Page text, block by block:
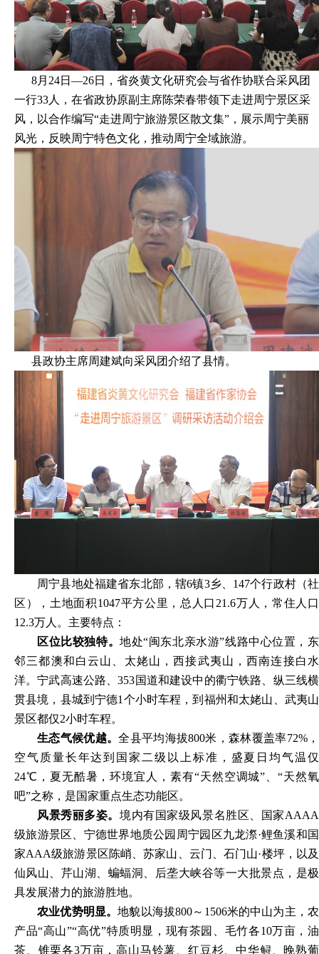
8月24日—26日，省炎黄文化研究会与省作协联合采风团
一行33人，在省政协原副主席陈荣春带领下走进周宁景区采
风，以合作编写“走进周宁旅游景区散文集”，展示周宁美丽
风光，反映周宁特色文化，推动周宁全域旅游。
县政协主席周建斌向采风团介绍了县情。
周宁县地处福建省东北部，辖6镇3乡、147个行政村（社
区），土地面积1047平方公里，总人口21.6万人，常住人口
12.3万人。主要特点：
区位比较独特。地处“闽东北亲水游”线路中心位置，东
邻三都澳和白云山、太姥山，西接武夷山，西南连接白水
洋。宁武高速公路、353国道和建设中的衢宁铁路、纵三线横
贯县境，县城到宁德1个小时车程，到福州和太姥山、武夷山
景区都仅2小时车程。
生态气候优越。全县平均海拔800米，森林覆盖率72%，
空气质量长年达到国家二级以上标准，盛夏日均气温仅
24℃，夏无酷暑，环境宜人，素有“天然空调城”、“天然氧
吧”之称，是国家重点生态功能区。
风景秀丽多姿。 境内有国家级风景名胜区、国家AAAA
级旅游景区、宁德世界地质公园周宁园区九龙漈·鲤鱼溪和国
家AAA级旅游景区陈峭、苏家山、云门、石门山·楼坪，以及
仙风山、芹山湖、蝙蝠洞、后垄大峡谷等一大批景点，是极
具发展潜力的旅游胜地。
农业优势明显。地貌以海拔800～1506米的中山为主，农
产品“高山”“高优”特质明显，现有茶园、毛竹各10万亩，油
茶、锥栗各3万亩，高山马铃薯、红豆杉、中华鲟、晚熟葡